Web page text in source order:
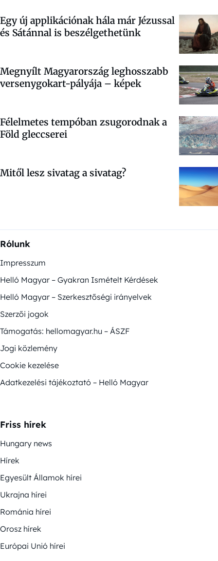
Egy új applikációnak hála már Jézussal
és Sátánnal is beszélgethetünk
Megnyílt Magyarország leghosszabb
versenygokart-pályája – képek
Félelmetes tempóban zsugorodnak a
Föld gleccserei
Mitől lesz sivatag a sivatag?
Rólunk
Impresszum
Helló Magyar – Gyakran Ismételt Kérdések
Helló Magyar – Szerkesztőségi irányelvek
Szerzői jogok
Támogatás: hellomagyar.hu – ÁSZF
Jogi közlemény
Cookie kezelése
Adatkezelési tájékoztató – Helló Magyar
Friss hírek
Hungary news
Hírek
Egyesült Államok hírei
Ukrajna hírei
Románia hírei
Orosz hírek
Európai Unió hírei